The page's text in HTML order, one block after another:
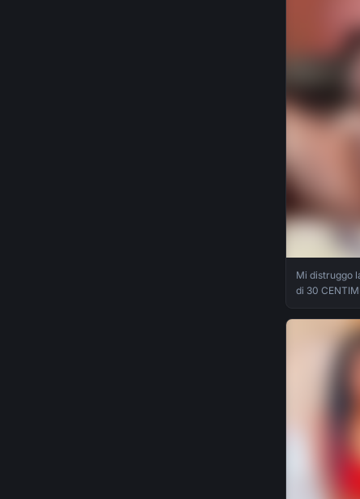
Mi distruggo
di 30